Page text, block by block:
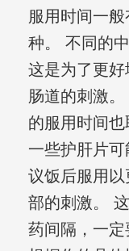
服用时间一
种。 不同的
这是为了更
肠道的刺激
的服用时间也
一些护肝片
议饭后服用
部的刺激。
药间隔，一